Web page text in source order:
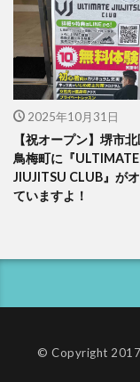
2025年10月31日
【祝オープン】堺市
鳥梅町に『ULTIMATE
JIUJITSU CLUB』が
ていますよ！
© Copyright 2017